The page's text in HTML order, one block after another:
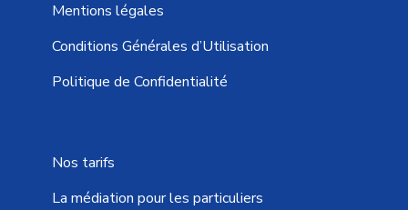
Mentions légales
Conditions Générales d’Utilisation
Politique de Confidentialité
Nos tarifs
La médiation pour les particuliers